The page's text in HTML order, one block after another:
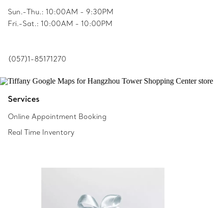
Sun.-Thu.: 10:00AM - 9:30PM
Fri.-Sat.: 10:00AM - 10:00PM
(057)1-85171270
Services
Online Appointment Booking
Real Time Inventory